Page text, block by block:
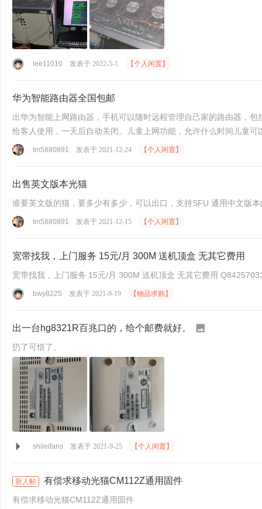
lee11010 发表于 2022-5-1 【个人闲置】
华为智能路由器全国包邮
出华为智能上网路由器，手机可以随时远程管理自己家的路由器，
给客人使用，一天后自动关闭。儿童上网功能，允许什么时间儿童
tm5880891 发表于 2021-12-24 【个人闲置】
出售英文版本光猫
tm5880891 发表于 2021-12-15 【个人闲置】
宽带找我，上门服务 15元/月 300M 送机顶盒 无其它费用
宽带找我，上门服务 15元/月 300M 送机顶盒 无其它费用
bwy8225 发表于 2021-9-19 【物品求购】
出一台hg8321R百兆口的，给个邮费就好。
扔了可惜了。
shileifans 发表于 2021-9-25 【个人闲置】
新人帖 有偿求移动光猫CM112Z通用固件
有偿求移动光猫CM112Z通用固件